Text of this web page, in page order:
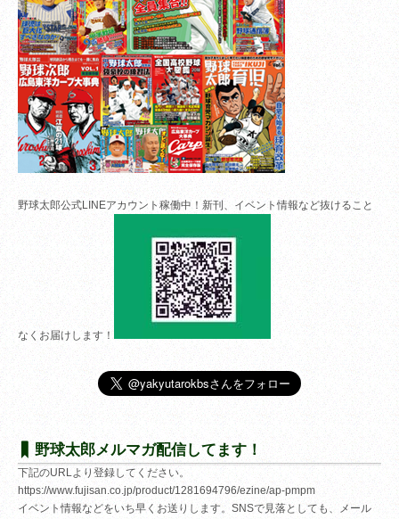
野球太郎公式LINEアカウント稼働中！新刊、イベント情報など抜けること
なくお届けします！
野球太郎メルマガ配信してます！
下記のURLより登録してください。
https://www.fujisan.co.jp/product/1281694796/ezine/ap-pmpm
イベント情報などをいち早くお送りします。SNSで見落としても、メール